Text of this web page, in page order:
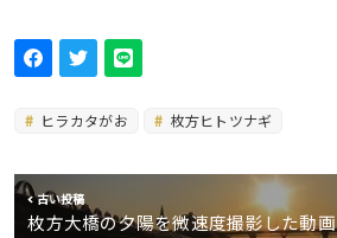
ヒラカタがお 枚方ヒトツナギ
古い投稿
枚方大橋の夕陽を微速度撮影した動画